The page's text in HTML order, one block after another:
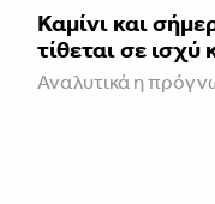
Καμίνι και
τίθεται σε ισχύ
Αναλυτικά η